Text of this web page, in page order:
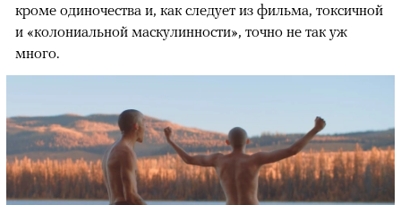
кроме одиночества и, как следует из фильма, токсичной
и «колониальной маскулинности», точно не так уж
много.